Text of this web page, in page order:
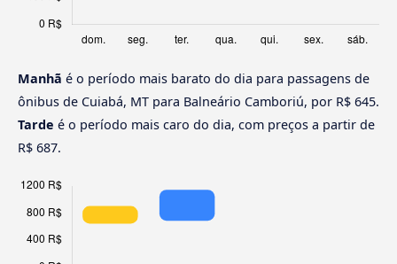
Manhã é o período mais barato do dia para passagens de
ônibus de Cuiabá, MT para Balneário Camboriú, por R$ 645.
Tarde é o período mais caro do dia, com preços a partir de
R$ 687.